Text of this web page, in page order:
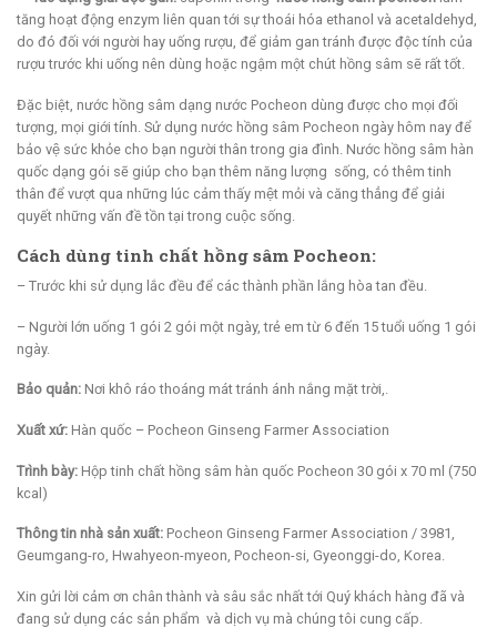
tăng hoạt động enzym liên quan tới sự thoái hóa ethanol và acetaldehyd,
do đó đối với người hay uống rượu, để giảm gan tránh được độc tính của
rượu trước khi uống nên dùng hoặc ngậm một chút hồng sâm sẽ rất tốt.
Đặc biệt, nước hồng sâm dạng nước Pocheon dùng được cho mọi đối
tượng, mọi giới tính. Sử dụng nước hồng sâm Pocheon ngày hôm nay để
bảo vệ sức khỏe cho bạn người thân trong gia đình. Nước hồng sâm hàn
quốc dạng gói sẽ giúp cho bạn thêm năng lượng sống, có thêm tinh
thân để vượt qua những lúc cảm thấy mệt mỏi và căng thẳng để giải
quyết những vấn đề tồn tại trong cuộc sống.
Cách dùng tinh chất hồng sâm Pocheon:
– Trước khi sử dụng lắc đều để các thành phần lắng hòa tan đều.
– Người lớn uống 1 gói 2 gói một ngày, trẻ em từ 6 đến 15 tuổi uống 1 gói
ngày.
Bảo quản: Nơi khô ráo thoáng mát tránh ánh nắng mặt trời,.
Xuất xứ: Hàn quốc – Pocheon Ginseng Farmer Association
Trình bày: Hộp tinh chất hồng sâm hàn quốc Pocheon 30 gói x 70 ml (750
kcal)
Thông tin nhà sản xuất: Pocheon Ginseng Farmer Association / 3981,
Geumgang-ro, Hwahyeon-myeon, Pocheon-si, Gyeonggi-do, Korea.
Xin gửi lời cảm ơn chân thành và sâu sắc nhất tới Quý khách hàng đã và
đang sử dụng các sản phẩm và dịch vụ mà chúng tôi cung cấp.